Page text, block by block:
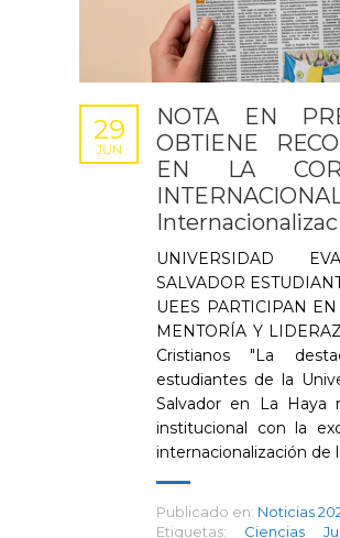
NOTA EN
OBTIENE
EN LA
29
JUN
UNIVERSIDAD
SALVADOR
UEES PARTICIPAN
MENTORÍA Y
Cristianos "La
estudiantes de la
Salvador en La Haya
institucional con la
internacionalización de
Publicado en: Noticias
Etiquetas:
Ciencias